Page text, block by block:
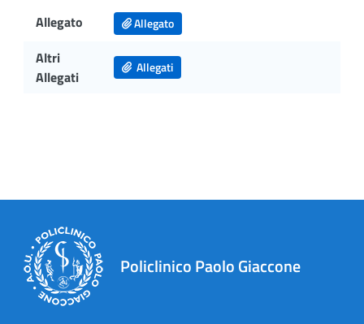
Allegato Allegato
Altri
Allegati
Allegati
Policlinico Paolo Giaccone